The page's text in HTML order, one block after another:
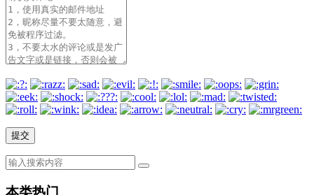
本类热门